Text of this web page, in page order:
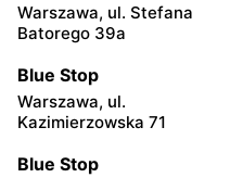
Warszawa, ul. Stefana
Batorego 39a
Blue Stop
Warszawa, ul.
Kazimierzowska 71
Blue Stop